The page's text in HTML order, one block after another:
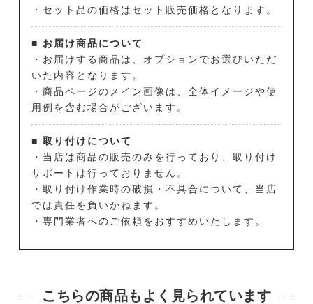
・セット品の価格はセット販売価格となります。
■ お届け商品について
・お届けする商品は、オプションでお選びいただ
いた内容となります。
・商品ページのメイン画像は、全体イメージや使
用例を含む場合がございます。
■ 取り付けについて
・当店は商品の販売のみを行っており、取り付け
サポートは行っておりません。
・取り付け作業時の破損・不具合について、当店
では責任を負いかねます。
・専門業者へのご依頼をおすすめいたします。
こちらの商品もよく見られています